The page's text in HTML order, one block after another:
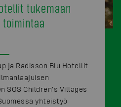
tukemaan
toimintaa
ja Radisson Blu Hotellit
SOS Children's Villages
yhteistyö